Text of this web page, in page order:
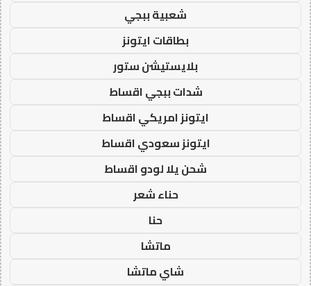
شعبية ببجي
بطاقات ايتونز
بلايستيشن ستور
شدات ببجي اقساط
ايتونز امريكي اقساط
ايتونز سعودي اقساط
شحن يلا لودو اقساط
حناء شعر
حنا
ماتشا
شاي ماتشا